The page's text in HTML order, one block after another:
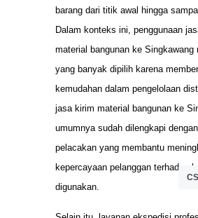
barang dari titik awal hingga
Dalam konteks ini, penggunaan
material bangunan ke Singkawang
yang banyak dipilih karena
kemudahan dalam pengelolaan
jasa kirim material bangunan ke
umumnya sudah dilengkapi
pelacakan yang membantu
kepercayaan pelanggan terhadap
digunakan.